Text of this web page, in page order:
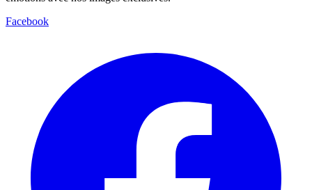
Facebook